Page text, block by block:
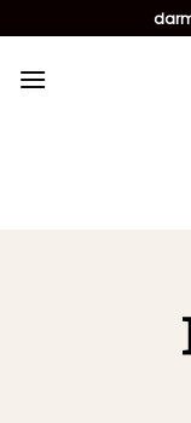
do
zawartości